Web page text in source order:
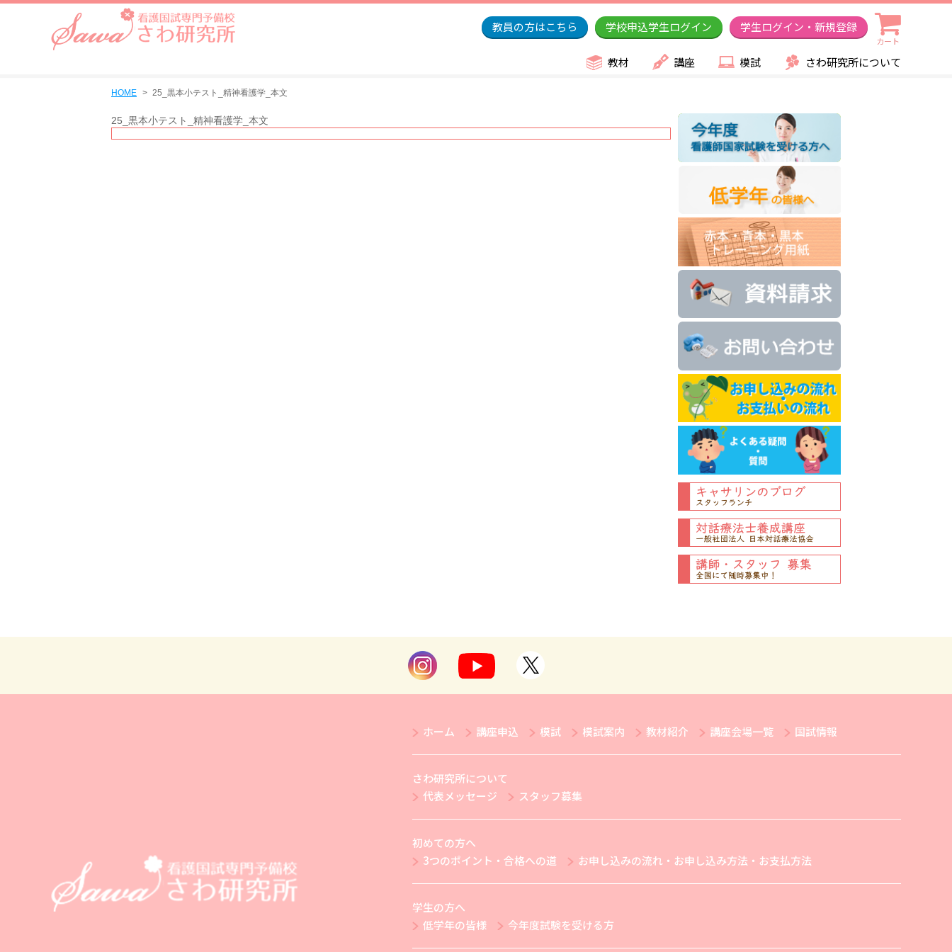
教員の方はこちら 学校申込学生ログイン 学生ログイン・新規登録
カート
教材 講座 模試 さわ研究所について
HOME 25_黒本小テスト_精神看護学_本文
25_黒本小テスト_精神看護学_本文
ホーム 講座申込 模試 模試案内 教材紹介 講座会場一覧 国試情報
さわ研究所について
代表メッセージ
スタッフ募集
初めての方へ
3つのポイント・合格への道
お申し込みの流れ・お申し込み方法・お支払方法
学生の方へ
低学年の皆様
今年度試験を受ける方